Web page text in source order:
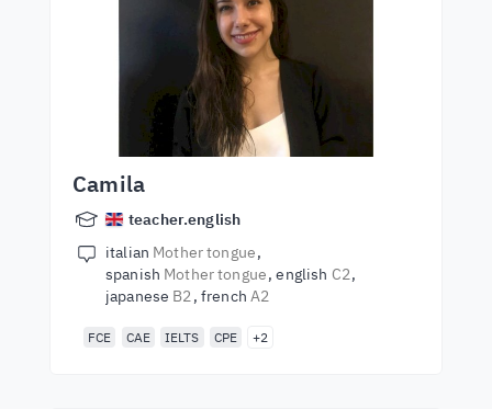
Camila
teacher.english
italian Mother tongue
spanish Mother tongue english C2
japanese B2 french A2
FCE CAE IELTS CPE +2